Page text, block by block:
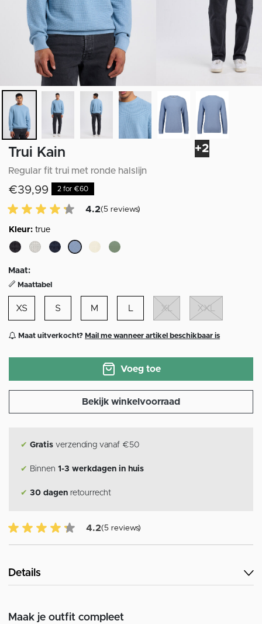
+2
Trui Kain
Regular fit trui met ronde halslijn
€39,99 2 for €60
4.2 van 5 Klantenbeoordeling
4.2(5 reviews)
Kleur: true
Maat:
Maattabel
XS S M L XL XXL
Maat uitverkocht? Mail me wanneer artikel beschikbaar is
Voeg toe
Bekijk winkelvoorraad
✔ Gratis verzending vanaf €50
✔ Binnen 1-3 werkdagen in huis
✔ 30 dagen retourrecht
4.2 van 5 Klantenbeoordeling
4.2(5 reviews)
Details
Maak je outfit compleet